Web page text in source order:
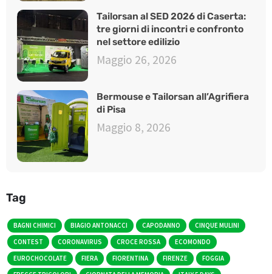
Tailorsan al SED 2026 di Caserta:
tre giorni di incontri e confronto
nel settore edilizio
Maggio 26, 2026
Bermouse e Tailorsan all’Agrifiera
di Pisa
Maggio 8, 2026
Tag
BAGNI CHIMICI BIAGIO ANTONACCI CAPODANNO
CINQUE MULINI
CONTEST
CORONAVIRUS CROCE ROSSA
ECOMONDO
EUROCHOCOLATE
FIERA FIORENTINA FIRENZE
FOGGIA